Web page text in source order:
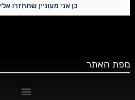
כן אני מעוניין שתחזרו אלי
מפת האתר